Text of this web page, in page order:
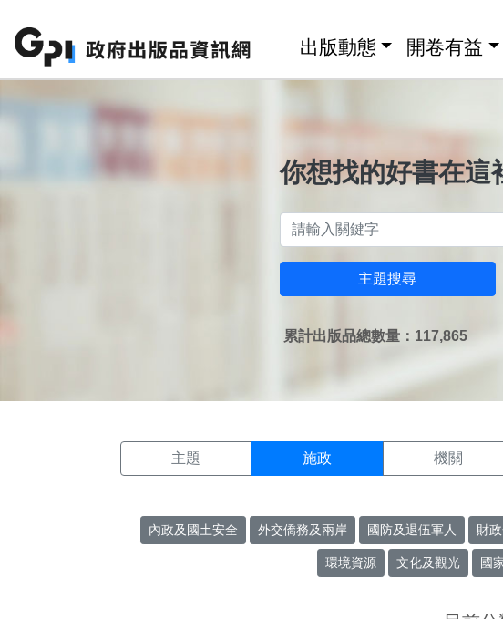
出版動態 開卷有益
你想找的好書在這
主題搜尋
累計出版品總數量：117,865
主題 施政 機關
內政及國土安全 外交僑務及兩岸 國防及退伍軍人 財
環境資源 文化及觀光 國